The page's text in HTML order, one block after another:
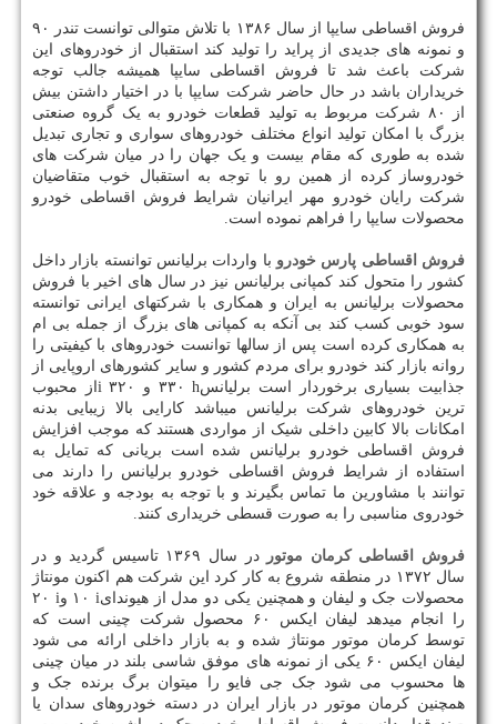
فروش اقساطی سایپا از سال ۱۳۸۶ با تلاش متوالی توانست تندر ۹۰
و نمونه های جدیدی از پراید را تولید کند استقبال از خودروهای این
شرکت باعث شد تا فروش اقساطی سایپا همیشه جالب توجه
خریداران باشد در حال حاضر شرکت سایپا با در اختیار داشتن بیش
از ۸۰ شرکت مربوط به تولید قطعات خودرو به یک گروه صنعتی
بزرگ با امکان تولید انواع مختلف خودروهای سواری و تجاری تبدیل
شده به طوری که مقام بیست و یک جهان را در میان شرکت های
خودروساز کرده از همین رو با توجه به استقبال خوب متقاضیان
شرکت رایان خودرو مهر ایرانیان شرایط فروش اقساطی خودرو
محصولات سایپا را فراهم نموده است.
فروش اقساطی پارس خودرو با واردات برلیانس توانسته بازار داخل
کشور را متحول کند کمپانی برلیانس نیز در سال های اخیر با فروش
محصولات برلیانس به ایران و همکاری با شرکتهای ایرانی توانسته
سود خوبی کسب کند بی آنکه به کمپانی های بزرگ از جمله بی ام
به همکاری کرده است پس از سالها توانست خودروهای با کیفیتی را
روانه بازار کند خودرو برای مردم کشور و سایر کشورهای اروپایی از
جذابیت بسیاری برخوردار است برلیانسh ۳۳۰ و ۳۲۰ iاز محبوب
ترین خودروهای شرکت برلیانس میباشد کارایی بالا زیبایی بدنه
امکانات بالا کابین داخلی شیک از مواردی هستند که موجب افزایش
فروش اقساطی خودرو برلیانس شده است بریانی که تمایل به
استفاده از شرایط فروش اقساطی خودرو برلیانس را دارند می
توانند با مشاورین ما تماس بگیرند و با توجه به بودجه و علاقه خود
خودروی مناسبی را به صورت قسطی خریداری کنند.
فروش اقساطی کرمان موتور
در سال ۱۳۶۹ تاسیس گردید و در
سال ۱۳۷۲ در منطقه شروع به کار کرد این شرکت هم اکنون مونتاژ
محصولات جک و لیفان و همچنین یکی دو مدل از هیوندایi ۱۰ و i ۲۰
را انجام میدهد لیفان ایکس ۶۰ محصول شرکت چینی است که
توسط کرمان موتور مونتاژ شده و به بازار داخلی ارائه می شود
لیفان ایکس ۶۰ یکی از نمونه های موفق شاسی بلند در میان چینی
ها محسوب می شود جک جی فایو را میتوان برگ برنده جک و
همچنین کرمان موتور در بازار ایران در دسته خودروهای سدان یا